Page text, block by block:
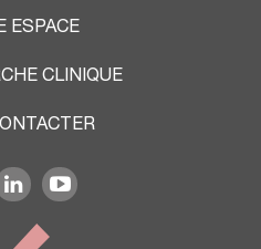
ESPACE
CLINIQUE